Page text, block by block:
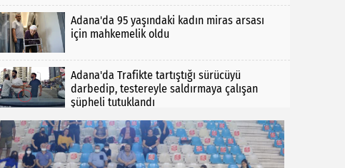
Adana'da 95 yaşındaki kadın miras arsası
için mahkemelik oldu
Adana'da Trafikte tartıştığı sürücüyü
darbedip, testereyle saldırmaya çalışan
şüpheli tutuklandı